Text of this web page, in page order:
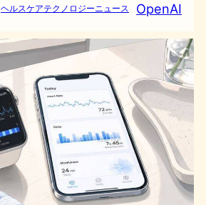
ヘルスケアテクノロジーニュース OpenAI